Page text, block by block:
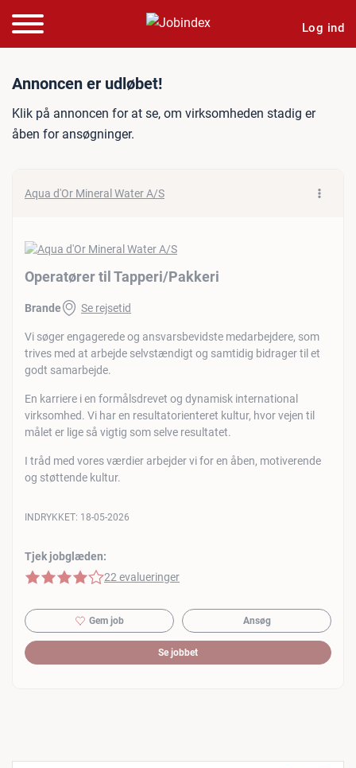
Log ind
Jobannonce: Operatører
Annoncen er udløbet!
Klik på annoncen for at se, om virksomheden stadig er
åben for ansøgninger.
Aqua d'Or Mineral Water A/S
Operatører til Tapperi/​Pakkeri
Brande Se rejsetid
Vi søger engagerede og ansvarsbevidste medarbejdere, som
trives med at arbejde selvstændigt og samtidig bidrager til et
godt samarbejde.
En karriere i en formålsdrevet og dynamisk international
virksomhed. Vi har en resultatorienteret kultur, hvor vejen til
målet er lige så vigtig som selve resultatet.
I tråd med vores værdier arbejder vi for en åben, motiverende
og støttende kultur.
Tjek jobglæden:
4 af 5 stjerner
22 evalueringer
INDRYKKET: 18-05-2026
Gem job Ansøg
Se jobbet